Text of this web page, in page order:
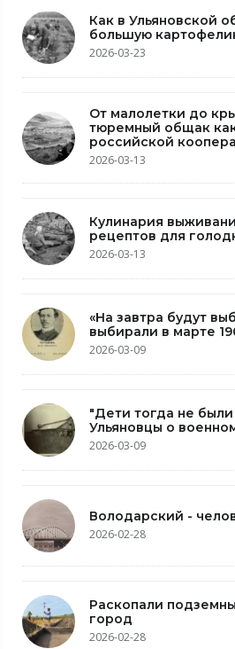
Как в Ульяновской
большую
2026-03-23
От малолетки до
тюремный общак
российской
2026-03-13
Кулинария
рецептов для
2026-03-13
«На завтра будут
выбирали в марте
2026-03-09
"Дети тогда не
Ульяновцы о
2026-03-09
Володарский -
2026-02-28
Раскопали
город
2026-02-28